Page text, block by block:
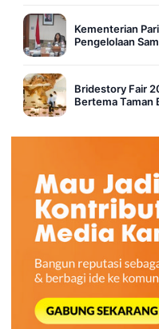
Kementerian
Pengelolaan
Bridestory Fair
Bertema Taman